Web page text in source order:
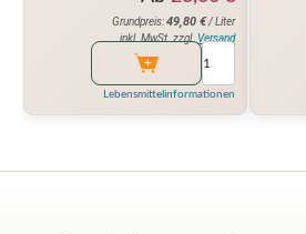
Grundpreis:49,80 €/ Liter
inkl. MwSt. zzgl. Versand
Lebensmittelinformationen